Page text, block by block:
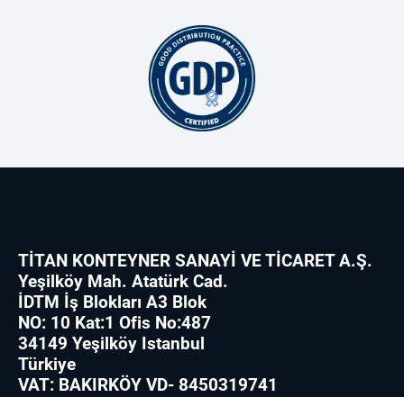
TİTAN KONTEYNER SANAYİ VE TİCARET A.Ş.
Yeşilköy Mah. Atatürk Cad.
İDTM İş Blokları A3 Blok
NO: 10 Kat:1 Ofis No:487
34149 Yeşilköy Istanbul
Türkiye
VAT: BAKIRKÖY VD- 8450319741